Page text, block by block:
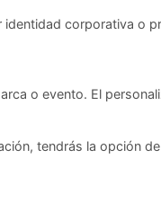
corporativa o
o evento. El
tendrás la opción